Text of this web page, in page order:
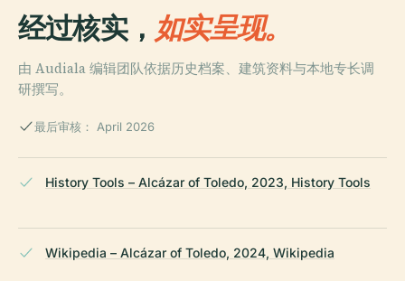
经过核实， 如实呈现。
由 Audiala 编辑团队依据历史档案、建筑资料与本地专长调
研撰写。
最后审核： April 2026
History Tools – Alcázar of Toledo, 2023, History Tools
Wikipedia – Alcázar of Toledo, 2024, Wikipedia